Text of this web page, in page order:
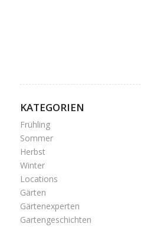
KATEGORIEN
Frühling
Sommer
Herbst
Winter
Locations
Gärten
Gärtenexperten
Gartengeschichten